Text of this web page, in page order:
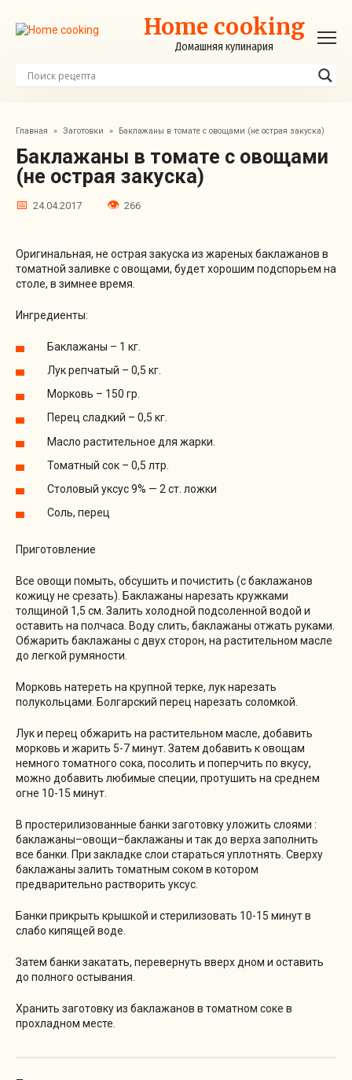
контенту
Home cooking
Домашняя кулинария
Главная » Заготовки » Баклажаны в томате с овощами (не острая закуска)
Баклажаны в томате с овощами
(не острая закуска)
24.04.2017 266
Оригинальная, не острая закуска из жареных баклажанов в
томатной заливке с овощами, будет хорошим подспорьем на
столе, в зимнее время.
Ингредиенты:
Баклажаны – 1 кг.
Лук репчатый – 0,5 кг.
Морковь – 150 гр.
Перец сладкий – 0,5 кг.
Масло растительное для жарки.
Томатный сок – 0,5 лтр.
Столовый уксус 9% — 2 ст. ложки
Соль, перец
Приготовление
Все овощи помыть, обсушить и почистить (с баклажанов
кожицу не срезать). Баклажаны нарезать кружками
толщиной 1,5 см. Залить холодной подсоленной водой и
оставить на полчаса. Воду слить, баклажаны отжать руками.
Обжарить баклажаны с двух сторон, на растительном масле
до легкой румяности.
Морковь натереть на крупной терке, лук нарезать
полукольцами. Болгарский перец нарезать соломкой.
Лук и перец обжарить на растительном масле, добавить
морковь и жарить 5-7 минут. Затем добавить к овощам
немного томатного сока, посолить и поперчить по вкусу,
можно добавить любимые специи, протушить на среднем
огне 10-15 минут.
В простерилизованные банки заготовку уложить слоями :
баклажаны–овощи–баклажаны и так до верха заполнить
все банки. При закладке слои стараться уплотнять. Сверху
баклажаны залить томатным соком в котором
предварительно растворить уксус.
Банки прикрыть крышкой и стерилизовать 10-15 минут в
слабо кипящей воде.
Затем банки закатать, перевернуть вверх дном и оставить
до полного остывания.
Хранить заготовку из баклажанов в томатном соке в
прохладном месте.